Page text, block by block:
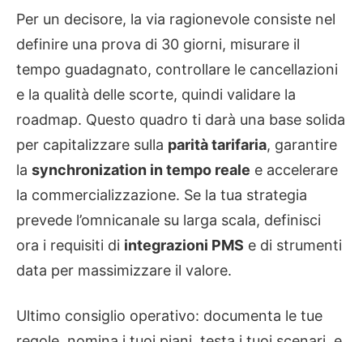
Per un decisore, la via ragionevole consiste nel
definire una prova di 30 giorni, misurare il
tempo guadagnato, controllare le cancellazioni
e la qualità delle scorte, quindi validare la
roadmap. Questo quadro ti darà una base solida
per capitalizzare sulla parità tarifaria, garantire
la synchronization in tempo reale e accelerare
la commercializzazione. Se la tua strategia
prevede l’omnicanale su larga scala, definisci
ora i requisiti di integrazioni PMS e di strumenti
data per massimizzare il valore.
Ultimo consiglio operativo: documenta le tue